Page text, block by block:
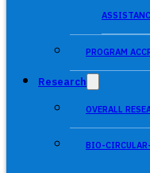
PROGRAM
Research
OVERALL
BIO-